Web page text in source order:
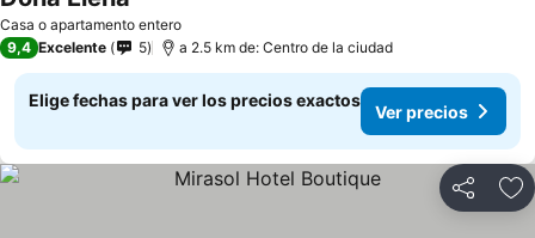
Casa o apartamento entero
9,4 Excelente 5 a 2.5 km de: Centro de la ciudad
Elige fechas para ver los precios exactos
Ver precios
Compartir